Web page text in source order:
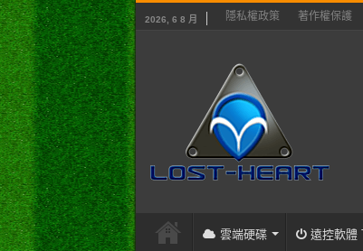
2026, 6 8 月 隱私權政策 著作權保護
雲端硬碟 遠控軟體